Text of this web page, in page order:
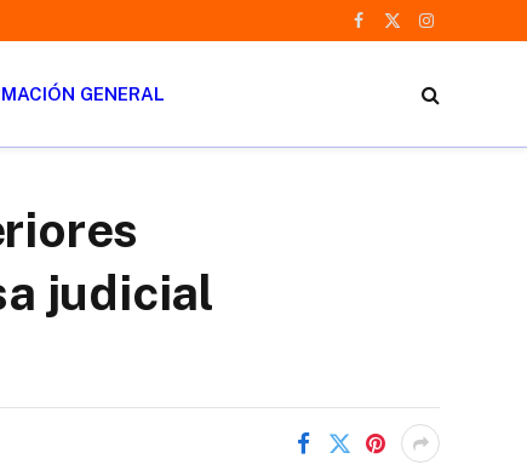
Facebook
X
Instagram
GENERAL
judicial